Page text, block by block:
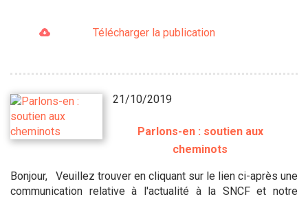
Télécharger la publication
21/10/2019
Parlons-en : soutien aux
cheminots
Bonjour, Veuillez trouver en cliquant sur le lien ci-après une
communication relative à l'actualité à la SNCF et notre